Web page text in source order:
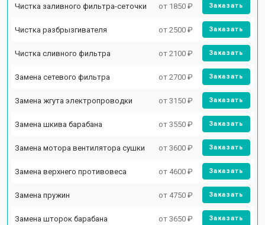
Чистка заливного фильтра-сеточки от 1850 ₽ Заказать
Чистка разбрызгивателя от 2500 ₽ Заказать
Чистка сливного фильтра от 2100 ₽ Заказать
Замена сетевого фильтра от 2700 ₽ Заказать
Замена жгута электропроводки от 3150 ₽ Заказать
Замена шкива барабана от 3550 ₽ Заказать
Замена мотора вентилятора сушки от 3600 ₽ Заказать
Замена верхнего противовеса от 4600 ₽ Заказать
Замена пружин от 4750 ₽ Заказать
Замена шторок барабана от 3650 ₽ Заказать